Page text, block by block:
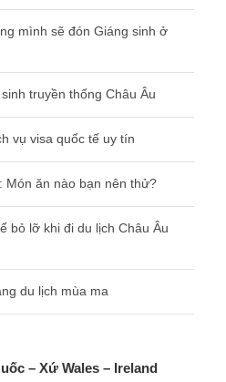
mình sẽ đón Giáng sinh ở
truyền thống Châu Âu
vụ visa quốc tế uy tín
Món ăn nào bạn nên thử?
bỏ lỡ khi đi du lịch Châu Âu
du lịch mùa ma
– Xứ Wales – Ireland